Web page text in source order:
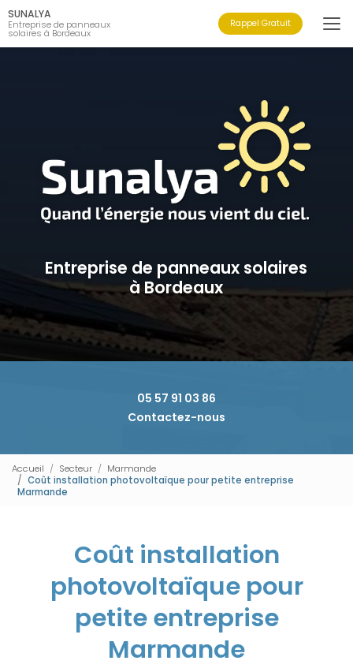
Aller
au
contenu
principal
SUNALYA
Entreprise de panneaux
solaires à Bordeaux
Rappel Gratuit
Entreprise de panneaux solaires
à Bordeaux
05 57 91 03 86
Contactez-nous
Accueil Secteur
Marmande
Coût installation photovoltaïque pour petite entreprise
Marmande
Coût installation
photovoltaïque pour
petite entreprise
Marmande